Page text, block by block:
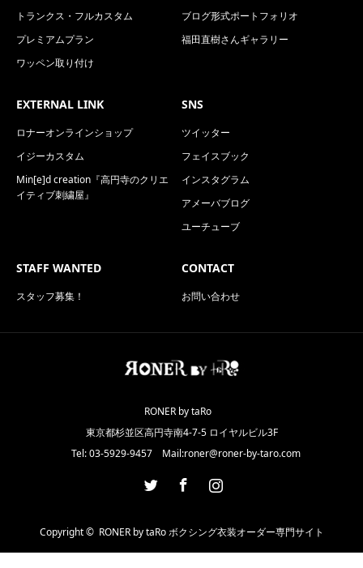
トランクス・フルカスタム
プレミアムプラン
ワッペン取り付け
ブログ形式ポートフォリオ
福田直樹さんギャラリー
EXTERNAL LINK
ロナーオンラインショップ
イジーカスタム
Min[e]d creation『高円寺のクリエ
イティブ刺繍屋』
SNS
ツイッター
フェイスブック
インスタグラム
アメーバブログ
ユーチューブ
STAFF WANTED
スタッフ募集！
CONTACT
お問い合わせ
RONER by taRo
東京都杉並区高円寺南4-7-5 ロイヤルビル3F
Tel: 03-5929-9457 Mail:roner@roner-by-taro.com
Instagram
Copyright © RONER by taRo ボクシング衣装オーダー専門サイト